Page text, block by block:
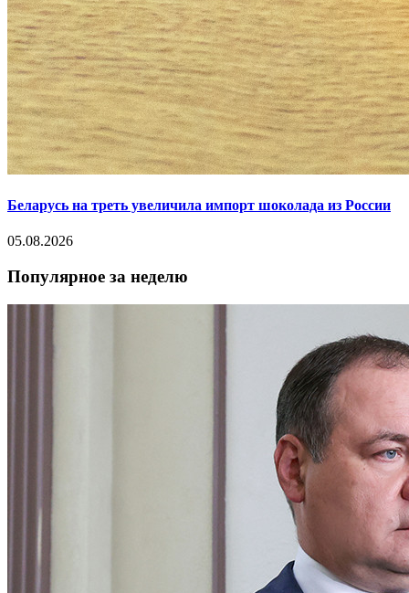
Беларусь на треть увеличила импорт шоколада из России
05.08.2026
Популярное за неделю